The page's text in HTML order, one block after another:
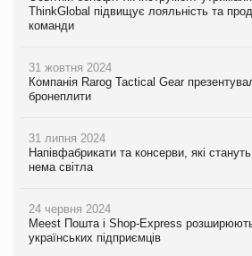
ThinkGlobal підвищує лояльність та
команди
31 жовтня 2024
Компанія Rarog Tactical Gear
бронеплити
31 липня 2024
Напівфабрикати та консерви, які
нема світла
24 червня 2024
Meest Пошта і Shop-Express
українських підприємців